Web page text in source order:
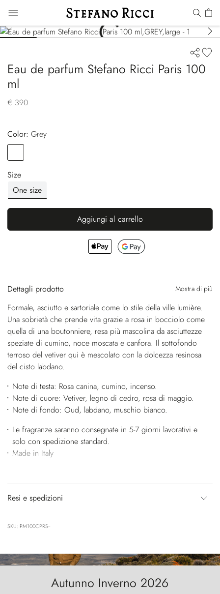
Eau de parfum Stefano Ricci Paris 100
ml
€ 390
Color:
grey
Size
One size
Aggiungi al carrello
Dettagli prodotto Mostra di più
Formale, asciutto e sartoriale come lo stile della ville lumière.
Una sobrietà che prende vita grazie a rosa in bocciolo come
quella di una boutonniere, resa più mascolina da asciuttezze
speziate di cumino, noce moscata e canfora. Il sottofondo
terroso del vetiver qui è mescolato con la dolcezza resinosa
del cisto labdano.
Note di testa: Rosa canina, cumino, incenso.
Note di cuore: Vetiver, legno di cedro, rosa di maggio.
Note di fondo: Oud, labdano, muschio bianco.
Le fragranze saranno consegnate in 5-7 giorni lavorativi e
solo con spedizione standard.
Made in Italy
Resi e spedizioni
SKU: PM100CPRS--
Autunno Inverno 2026